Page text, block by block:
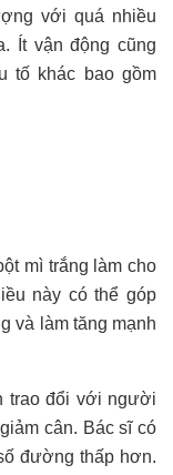
với quá nhiều
Ít vận động cũng
tố khác bao gồm
mì trắng làm cho
này có thể góp
và làm tăng mạnh
trao đổi với người
cân. Bác sĩ có
đường thấp hơn.